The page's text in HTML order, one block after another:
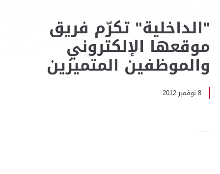
"الداخلية" تكرّم فريق
موقعها الإلكتروني
والموظفين المتميزين
8 نوفمبر 2012